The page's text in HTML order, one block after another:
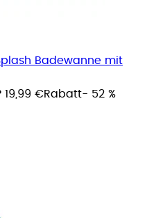
Badewanne mit
19,99 €Rabatt- 52 %